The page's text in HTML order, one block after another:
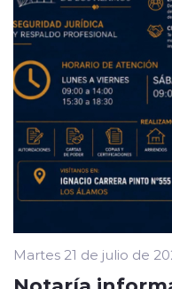
Martes 21 de julio de